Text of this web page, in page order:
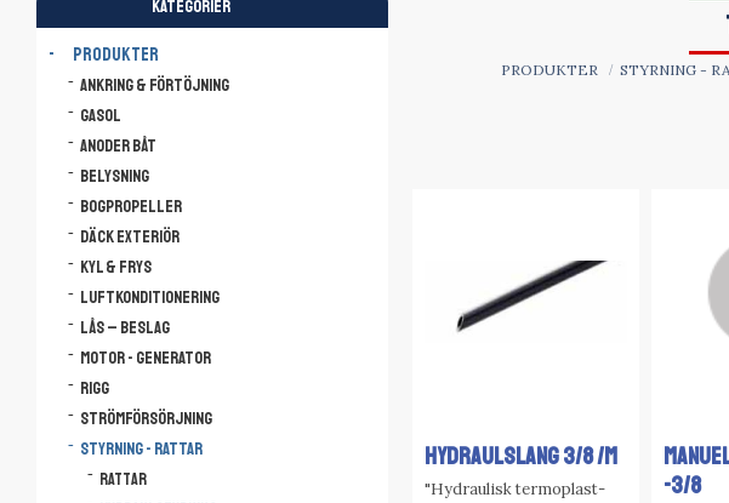
PRODUKTER STYRNING -
HYDRAULSLANG 3/8 /m
"Hydraulisk termoplast-
-3/8
KATEGORIER
PRODUKTER
Ankring & Förtöjning
Gasol
Anoder båt
Belysning
Bogpropeller
Däck Exteriör
Kyl & Frys
Luftkonditionering
Lås – Beslag
Motor - Generator
Rigg
Strömförsörjning
Styrning - Rattar
Rattar